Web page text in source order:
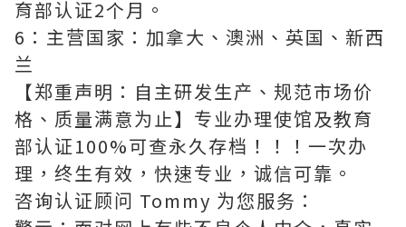
育部认证2个月。
6：主营国家：加拿大、澳洲、英国、新西
兰
【郑重声明：自主研发生产、规范市场价
格、质量满意为止】专业办理使馆及教育
部认证100%可查永久存档！！！一次办
理，终生有效，快速专业，诚信可靠。
咨询认证顾问 Tommy 为您服务：